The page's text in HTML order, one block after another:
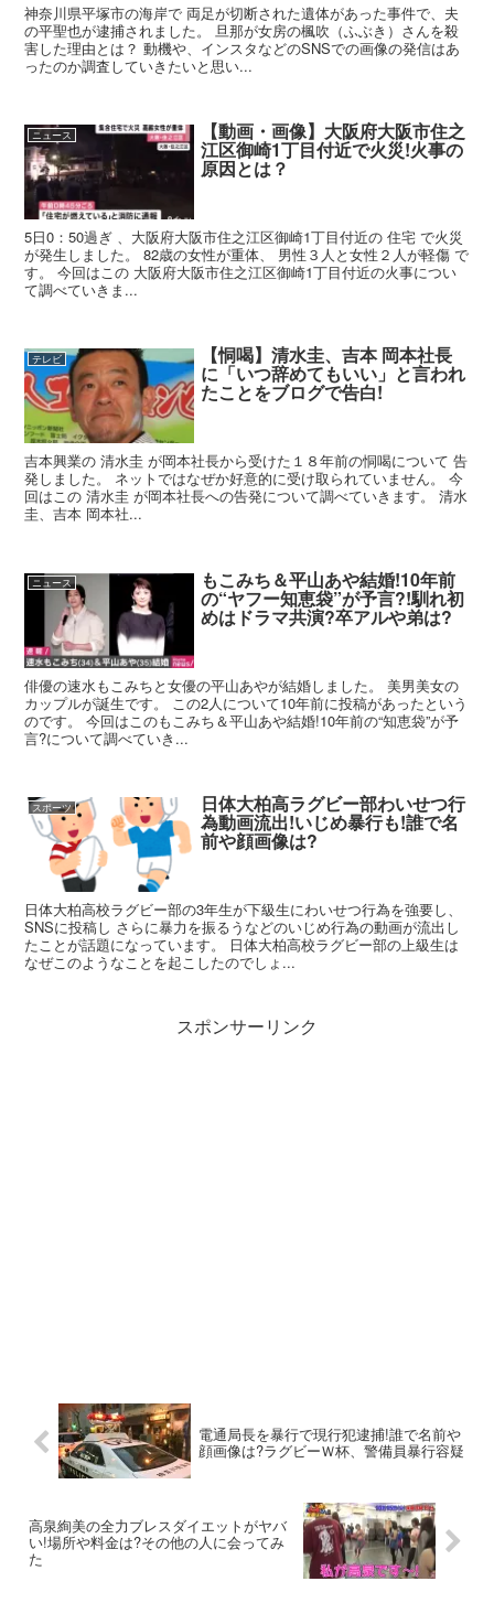
神奈川県平塚市の海岸で 両足が切断された遺体があった事件で、夫
の平聖也が逮捕されました。 旦那が女房の楓吹（ふぶき）さんを殺
害した理由とは？ 動機や、インスタなどのSNSでの画像の発信はあ
ったのか調査していきたいと思い...
ニュース 【動画・画像】大阪府大阪市住之
江区御崎1丁目付近で火災!火事の
原因とは？
5日0：50過ぎ 、大阪府大阪市住之江区御崎1丁目付近の 住宅 で火災
が発生しました。 82歳の女性が重体、 男性３人と女性２人が軽傷 で
す。 今回はこの 大阪府大阪市住之江区御崎1丁目付近の火事につい
て調べていきま...
テレビ 【恫喝】清水圭、吉本 岡本社長
に「いつ辞めてもいい」と言われ
たことをブログで告白!
吉本興業の 清水圭 が岡本社長から受けた１８年前の恫喝について 告
発しました。 ネットではなぜか好意的に受け取られていません。 今
回はこの 清水圭 が岡本社長への告発について調べていきます。 清水
圭、吉本 岡本社...
ニュース もこみち＆平山あや結婚!10年前
の“ヤフー知恵袋”が予言?!馴れ初
めはドラマ共演?卒アルや弟は?
俳優の速水もこみちと女優の平山あやが結婚しました。 美男美女の
カップルが誕生です。 この2人について10年前に投稿があったという
のです。 今回はこのもこみち＆平山あや結婚!10年前の“知恵袋”が予
言?について調べていき...
スポーツ 日体大柏高ラグビー部わいせつ行
為動画流出!いじめ暴行も!誰で名
前や顔画像は?
日体大柏高校ラグビー部の3年生が下級生にわいせつ行為を強要し、
SNSに投稿し さらに暴力を振るうなどのいじめ行為の動画が流出し
たことが話題になっています。 日体大柏高校ラグビー部の上級生は
なぜこのようなことを起こしたのでしょ...
スポンサーリンク
電通局長を暴行で現行犯逮捕!誰で名前や
顔画像は?ラグビーＷ杯、警備員暴行容疑
高泉絢美の全力ブレスダイエットがヤバ
い!場所や料金は?その他の人に会ってみ
た